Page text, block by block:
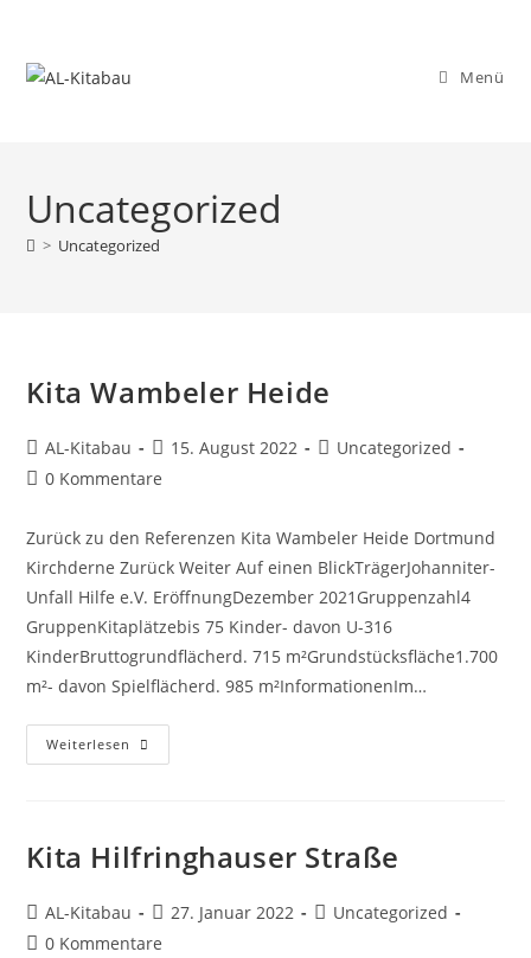
Menü
Uncategorized
> Uncategorized
Kita Wambeler Heide
AL-Kitabau 15. August 2022
Uncategorized
0 Kommentare
Zurück zu den Referenzen Kita Wambeler Heide Dortmund
Kirchderne Zurück Weiter Auf einen BlickTrägerJohanniter-
Unfall Hilfe e.V. EröffnungDezember 2021Gruppenzahl4
GruppenKitaplätzebis 75 Kinder- davon U-316
KinderBruttogrundflächerd. 715 m²Grundstücksfläche1.700
m²- davon Spielflächerd. 985 m²InformationenIm…
Weiterlesen
Kita Hilfringhauser Straße
AL-Kitabau 27. Januar 2022
Uncategorized
0 Kommentare